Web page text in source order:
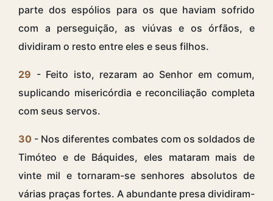
parte dos espólios para os que haviam sofrido
com a perseguição, as viúvas e os órfãos, e
dividiram o resto entre eles e seus filhos.
29 - Feito isto, rezaram ao Senhor em comum,
suplicando misericórdia e reconciliação completa
com seus servos.
30 - Nos diferentes combates com os soldados de
Timóteo e de Báquides, eles mataram mais de
vinte mil e tornaram-se senhores absolutos de
várias praças fortes. A abundante presa dividiram-